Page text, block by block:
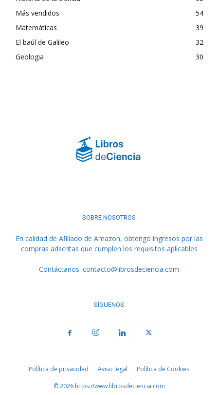
Más vendidos
54
Matemáticas
39
El baúl de Galileo
32
Geologia
30
SOBRE NOSOTROS
En calidad de Afiliado de Amazon, obtengo ingresos por las
compras adscritas que cumplen los requisitos aplicables
Contáctanos: contacto@librosdeciencia.com
SÍGUENOS
Política de privacidad Aviso legal Política de Cookies
© 2026 https://www.librosdeciencia.com